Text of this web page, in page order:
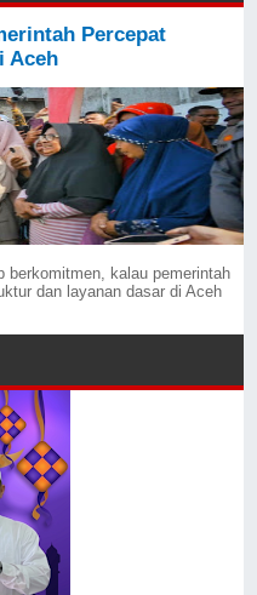
Percepat
Aceh
berkomitmen, kalau pemerintah
dan layanan dasar di Aceh